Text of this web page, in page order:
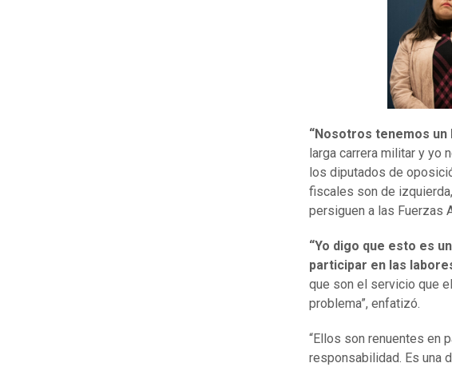
“Nosotros tenemos
larga carrera militar y yo
los diputados de
fiscales son de
persiguen a las Fuerzas
“Yo digo que esto es
participar en las
que son el servicio que
problema”, enfatizó.
“Ellos son renuentes en
responsabilidad. Es una